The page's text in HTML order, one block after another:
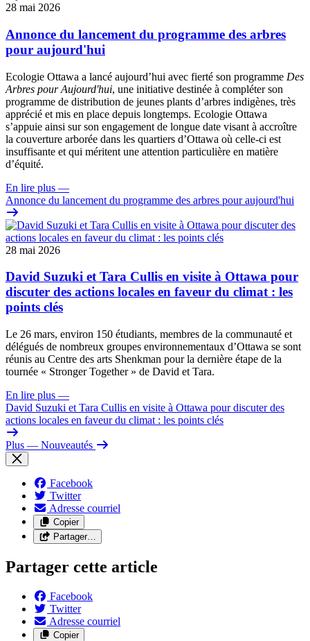
28 mai 2026
Annonce du lancement du programme des arbres
pour aujourd'hui
Ecologie Ottawa a lancé aujourd’hui avec fierté son programme Des
Arbres pour Aujourd'hui, une initiative destinée à compléter son
programme de distribution de jeunes plants d’arbres indigènes, très
apprécié et mis en place depuis longtemps. Ecologie Ottawa
s’appuie ainsi sur son engagement de longue date visant à accroître
la couverture arborée dans les quartiers d’Ottawa où celle-ci est
insuffisante et qui méritent une attention particulière en matière
d’équité.
En lire plus —
Annonce du lancement du programme des arbres pour aujourd'hui
28 mai 2026
David Suzuki et Tara Cullis en visite à Ottawa pour
discuter des actions locales en faveur du climat : les
points clés
Le 26 mars, environ 150 étudiants, membres de la communauté et
délégués de nombreux groupes environnementaux d’Ottawa se sont
réunis au Centre des arts Shenkman pour la dernière étape de la
tournée « Stronger Together » de David et Tara.
En lire plus —
David Suzuki et Tara Cullis en visite à Ottawa pour discuter des
actions locales en faveur du climat : les points clés
Plus — Nouveautés
Facebook
Twitter
Adresse courriel
Copier
Partager…
Partager cette article
Facebook
Twitter
Adresse courriel
Copier